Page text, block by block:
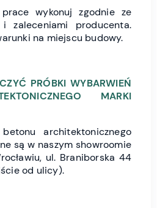
wykonuj zgodnie ze
zaleceniami producenta.
na miejscu budowy.
PRÓBKI WYBARWIEŃ
MARKI
architektonicznego
są w naszym showroomie
ul. Braniborska 44
od ulicy).